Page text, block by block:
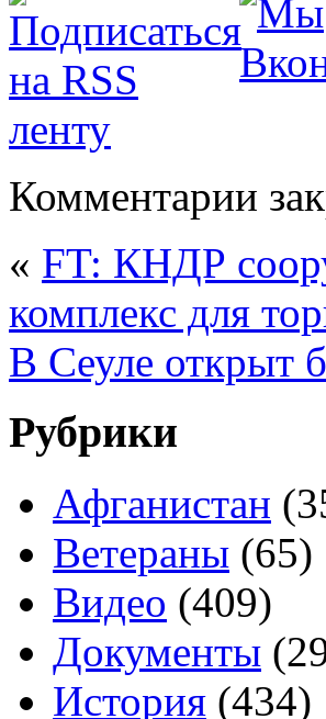
Комментарии
« FT: КНДР
комплекс для
В Сеуле открыт
Рубрики
Афганистан
Ветераны (65)
Видео (409)
Документы
История (434)